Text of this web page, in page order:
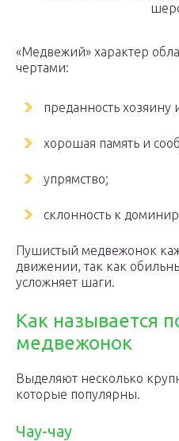
«Медвежий» характер
чертами:
преданность хозяину
хорошая память и
упрямство;
склонность к
Пушистый медвежонок
движении, так как
усложняет шаги.
Как называется
медвежонок
Выделяют несколько
которые популярны.
Чау-чау